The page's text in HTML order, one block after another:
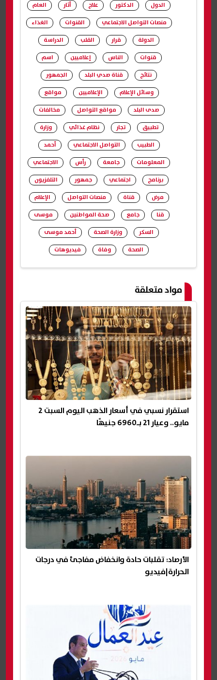
الدول
الدكتور علاج أثار
العام
منصات التواصل الاجتماعي
القنوات
الغذاء
الدولة
قرار القلب
الدراسة
قنوات
الناس إعلاميين
اسم
نتائج
قناة صدي البلد
الجمهور
وسائل الإعلام
الإعلاميين
مواقع
صدى البلد
مواقع التواصل
مخالفات
تطبيق
تجار نظام غذائي
وزارة
الطبيب
التواصل الاجتماعي
أحمد
المعلومات
جامعة رأس
الاجتماعي
برنامج
اجتماعي جمهور
التلفزيون
مرض
قناة منصات التواصل
الإعلام
قنا
جامع صحة المواطنين
موسى
السكر
وزارة الصحة
أحمد موسى
الصحة
وفاة فيديوهات
مواد متعلقة
استقرار نسبي في أسعار الذهب اليوم السبت 2
مايو.. وعيار 21 بـ6960 جنيهًا
الأرصاد: تقلبات حادة وانخفاض مفاجئ في درجات
الحرارة|فيديو